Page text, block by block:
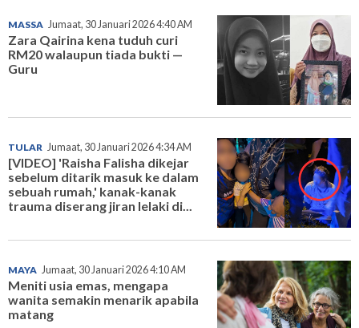
MASSA Jumaat, 30 Januari 2026 4:40 AM
Zara Qairina kena tuduh curi
RM20 walaupun tiada bukti —
Guru
TULAR Jumaat, 30 Januari 2026 4:34 AM
[VIDEO] 'Raisha Falisha dikejar
sebelum ditarik masuk ke dalam
sebuah rumah,' kanak-kanak
trauma diserang jiran lelaki di...
MAYA Jumaat, 30 Januari 2026 4:10 AM
Meniti usia emas, mengapa
wanita semakin menarik apabila
matang